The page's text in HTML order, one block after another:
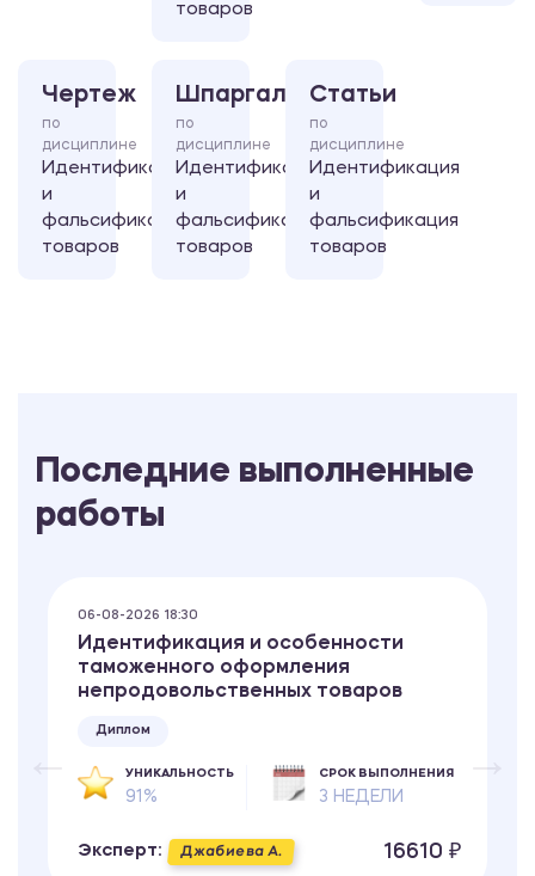
товаров
Чертеж
по
дисциплине
Идентификация
и
фальсификация
товаров
Шпаргалка
по
дисциплине
Идентификация
и
фальсификация
товаров
Статьи
по
дисциплине
Идентификация
и
фальсификация
товаров
Последние выполненные
работы
06-08-2026 18:30
Идентификация и особенности
таможенного оформления
непродовольственных товаров
Диплом
УНИКАЛЬНОСТЬ
91%
СРОК ВЫПОЛНЕНИЯ
3 НЕДЕЛИ
Эксперт: Джабиева А. 16610 ₽